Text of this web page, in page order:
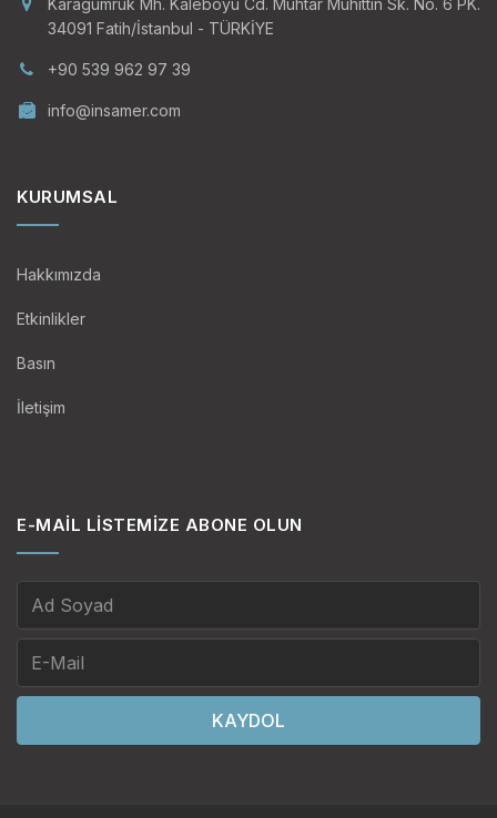
34091 Fatih/İstanbul - TÜRKİYE
+90 539 962 97 39
info@insamer.com
KURUMSAL
Hakkımızda
Etkinlikler
Basın
İletişim
E-MAIL LISTEMIZE ABONE OLUN
KAYDOL